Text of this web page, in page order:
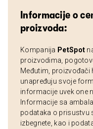
Informacije o
proizvoda:
Kompanija PetSpot
proizvodima,
Međutim, proizvođači
unapređuju svoje
informacije uvek one
Informacije sa
podataka o prisustvu
izbegnete, kao i